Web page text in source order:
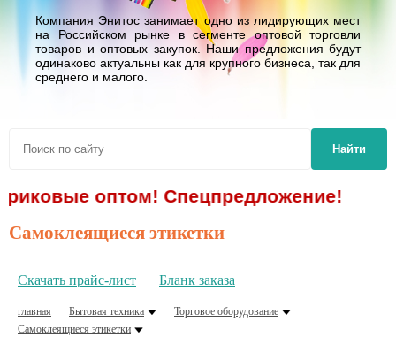
Компания Энитос занимает одно из лидирующих мест
на Российском рынке в сегменте оптовой торговли
товаров и оптовых закупок. Наши предложения будут
одинаково актуальны как для крупного бизнеса, так для
среднего и малого.
Найти
Спецпредложение!
Самоклеящиеся этикетки
Скачать прайс-лист Бланк заказа
главная Бытовая техника
Торговое оборудование
Самоклеящиеся этикетки